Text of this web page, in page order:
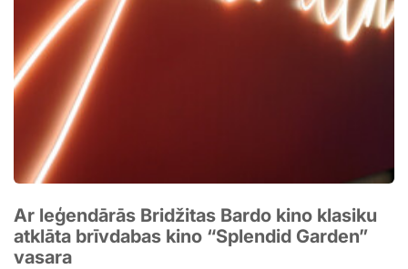
Ar leģendārās Bridžitas Bardo kino klasiku
atklāta brīvdabas kino “Splendid Garden”
vasara